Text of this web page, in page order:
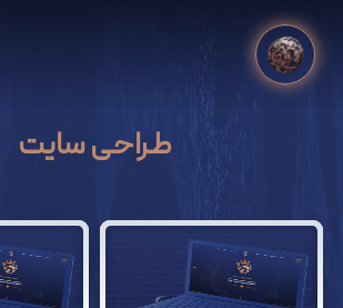
طراحی سایت